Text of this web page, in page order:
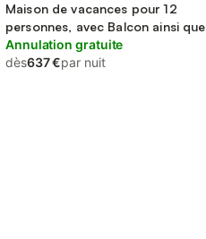
Maison de vacances pour 12
personnes, avec Balcon ainsi que
Jacuzzi et Jardin
Annulation gratuite
dès637 €par nuit